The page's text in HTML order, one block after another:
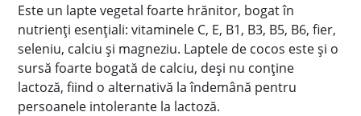
Este un lapte vegetal foarte hrănitor, bogat în
nutrienţi esenţiali: vitaminele C, E, B1, B3, B5, B6, fier,
seleniu, calciu şi magneziu. Laptele de cocos este şi o
sursă foarte bogată de calciu, deşi nu conţine
lactoză, fiind o alternativă la îndemână pentru
persoanele intolerante la lactoză.